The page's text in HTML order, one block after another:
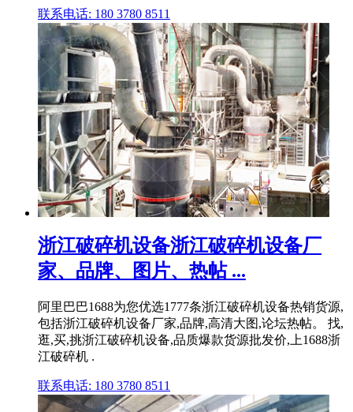
联系电话: 180 3780 8511
浙江破碎机设备浙江破碎机设备厂
家、品牌、图片、热帖 ...
阿里巴巴1688为您优选1777条浙江破碎机设备热销货源,
包括浙江破碎机设备厂家,品牌,高清大图,论坛热帖。 找,
逛,买,挑浙江破碎机设备,品质爆款货源批发价,上1688浙
江破碎机 .
联系电话: 180 3780 8511